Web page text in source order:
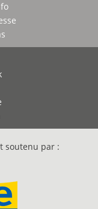
soutenu par :